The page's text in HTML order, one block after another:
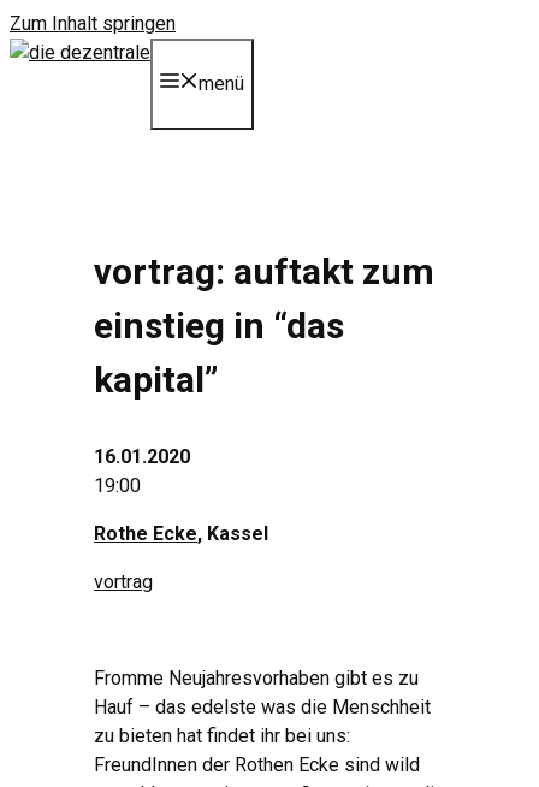
Zum Inhalt springen
menü
vortrag: auftakt zum
einstieg in “das
kapital”
16.01.2020
19:00
Rothe Ecke, Kassel
vortrag
Fromme Neujahresvorhaben gibt es zu
Hauf – das edelste was die Menschheit
zu bieten hat findet ihr bei uns:
FreundInnen der Rothen Ecke sind wild